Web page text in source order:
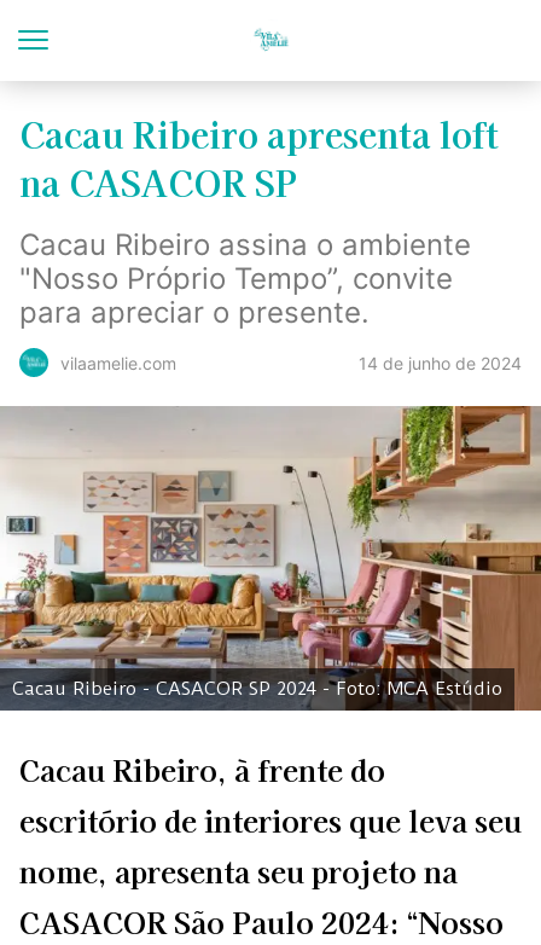
Cacau Ribeiro apresenta loft
na CASACOR SP
Cacau Ribeiro assina o ambiente
"Nosso Próprio Tempo”, convite
para apreciar o presente.
vilaamelie.com 14 de junho de 2024
Cacau Ribeiro - CASACOR SP 2024 - Foto: MCA Estúdio
Cacau Ribeiro, à frente do
escritório de interiores que leva seu
nome, apresenta seu projeto na
CASACOR São Paulo 2024: “Nosso